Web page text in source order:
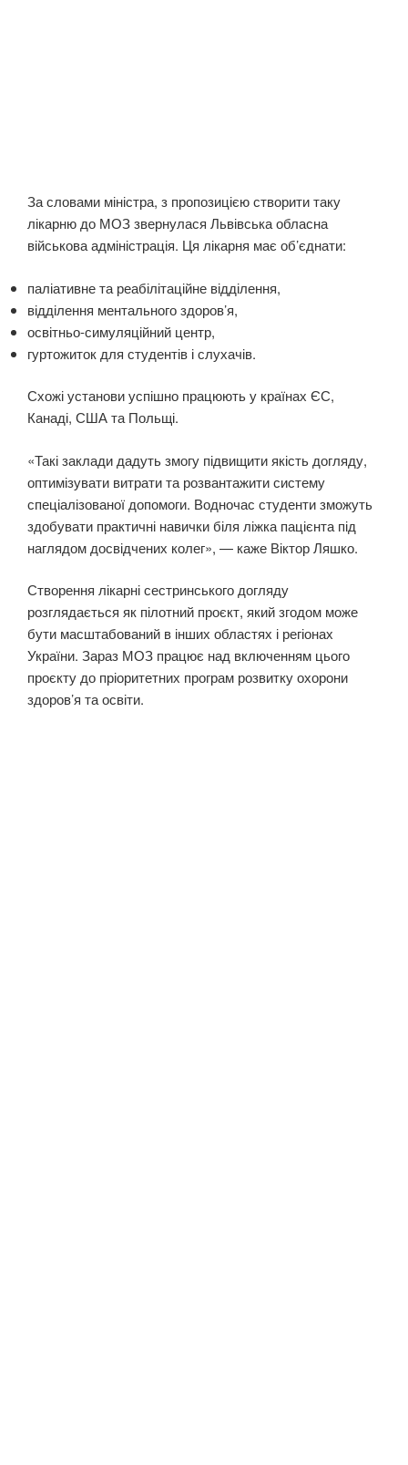
За словами міністра, з пропозицією створити таку
лікарню до МОЗ звернулася Львівська обласна
військова адміністрація. Ця лікарня має об’єднати:
паліативне та реабілітаційне відділення,
відділення ментального здоров’я,
освітньо-симуляційний центр,
гуртожиток для студентів і слухачів.
Схожі установи успішно працюють у країнах ЄС,
Канаді, США та Польщі.
«Такі заклади дадуть змогу підвищити якість догляду,
оптимізувати витрати та розвантажити систему
спеціалізованої допомоги. Водночас студенти зможуть
здобувати практичні навички біля ліжка пацієнта під
наглядом досвідчених колег», — каже Віктор Ляшко.
Створення лікарні сестринського догляду
розглядається як пілотний проєкт, який згодом може
бути масштабований в інших областях і регіонах
України. Зараз МОЗ працює над включенням цього
проєкту до пріоритетних програм розвитку охорони
здоров’я та освіти.